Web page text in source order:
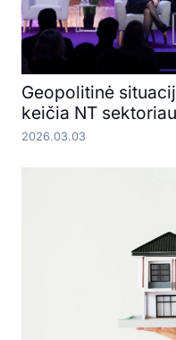
Geopolitinė
keičia NT
2026.03.03